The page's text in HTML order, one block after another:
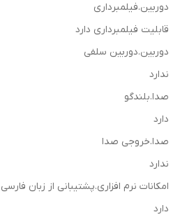
دوربین.فیلمبرداری
قابلیت فیلمبرداری دارد
دوربین.دوربین سلفی
ندارد
صدا.بلندگو
دارد
صدا.خروجی صدا
ندارد
امکانات نرم افزاری.پشتیبانی از زبان فارسی
دارد